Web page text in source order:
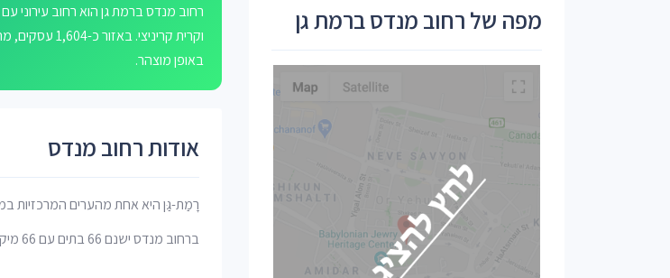
רחוב מנדס ברמת גן הוא רחוב עירוני
וקרית
באופן מוצהר.
אודות רחוב מנדס
רָמַת-גַּן היא אחת מהערים המרכזיות
ברחוב מנדס ישנם 66 בתים עם 66 מיקודים שונים.
מפה של רחוב מנדס ברמת גן